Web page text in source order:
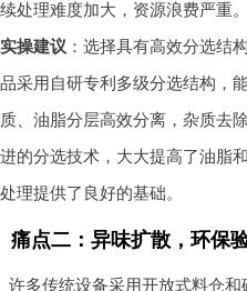
续处理难度加大，资源浪费严重。
实操建议 ：选择具有高效分选结
品采用自研专利多级分选结构，
质、油脂分层高效分离，杂质去
进的分选技术，大大提高了油脂
处理提供了良好的基础。
痛点二：异味扩散，环保
许多传统设备采用开放式料仓